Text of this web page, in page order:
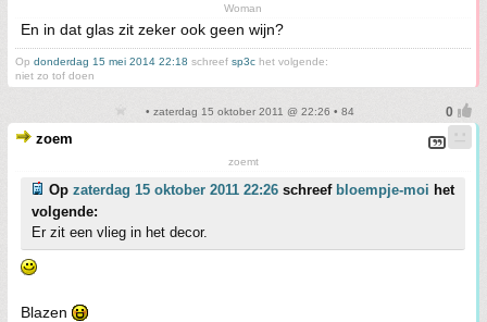
Woman
En in dat glas zit zeker ook geen wijn?
Op donderdag 15 mei 2014 22:18 schreef sp3c het volgende:
niet zo tof doen
• zaterdag 15 oktober 2011 @ 22:26 • 84
zoem
zoemt
Op zaterdag 15 oktober 2011 22:26 schreef bloempje-moi het
volgende:
Er zit een vlieg in het decor.
Blazen